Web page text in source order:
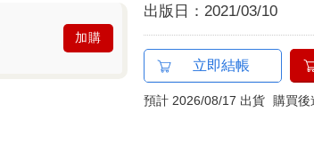
加購
出版日： 2021/03/10
立即結帳
預計 2026/08/17 出貨 購買